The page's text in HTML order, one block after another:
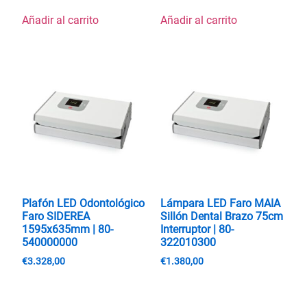
Añadir al carrito Añadir al carrito
Plafón LED Odontológico
Faro SIDEREA
1595x635mm | 80-
540000000
€3.328,00
Lámpara LED Faro MAIA
Sillón Dental Brazo 75cm
Interruptor | 80-
322010300
€1.380,00